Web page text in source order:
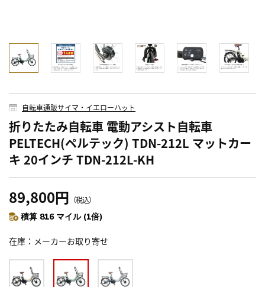
自転車通販サイマ・イエローハット
折りたたみ自転車 電動アシスト自転車
PELTECH(ペルテック) TDN-212L マットカー
キ 20インチ TDN-212L-KH
89,800円 （税込）
積算 816 マイル (1倍)
在庫 メーカーお取り寄せ